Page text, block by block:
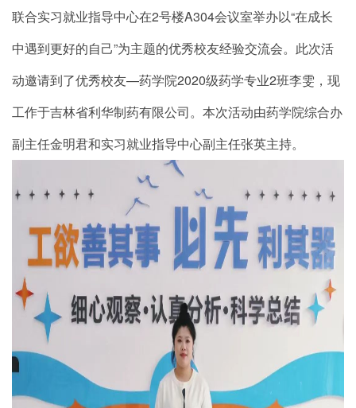
联合实习就业指导中心在2号楼A304会议室举办以“在成长
中遇到更好的自己”为主题的优秀校友经验交流会。此次活
动邀请到了优秀校友—药学院2020级药学专业2班李雯，现
工作于吉林省利华制药有限公司。本次活动由药学院综合办
副主任金明君和实习就业指导中心副主任张英主持。